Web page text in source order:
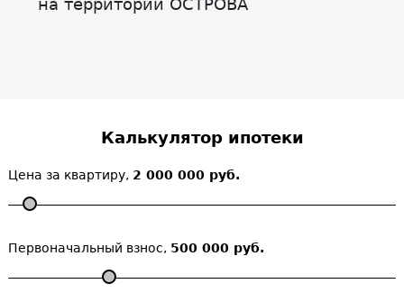
на территории ОСТРОВА
Калькулятор ипотеки
Цена за квартиру, 2 000 000 руб.
Первоначальный взнос, 500 000 руб.